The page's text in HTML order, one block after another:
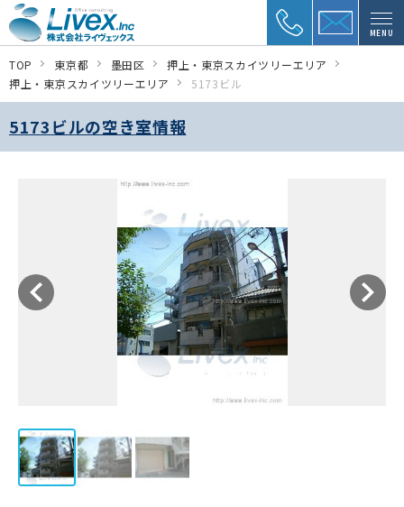
MENU
TOP 東京都 墨田区
押上・東京スカイツリーエリア
押上・東京スカイツリーエリア
5173ビル
5173ビルの空き室情報